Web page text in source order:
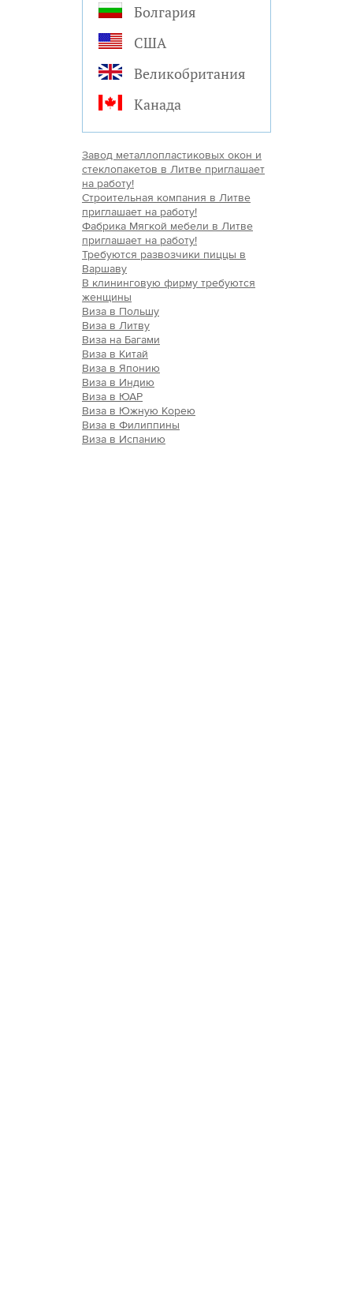
Болгария
США
Великобритания
Канада
Завод металлопластиковых окон и
стеклопакетов в Литве приглашает
на работу!
Строительная компания в Литве
приглашает на работу!
Фабрика Мягкой мебели в Литве
приглашает на работу!
Требуются развозчики пиццы в
Варшаву
В клининговую фирму требуются
женщины
Виза в Польшу
Виза в Литву
Виза на Багами
Виза в Китай
Виза в Японию
Виза в Индию
Виза в ЮАР
Виза в Южную Корею
Виза в Филиппины
Виза в Испанию